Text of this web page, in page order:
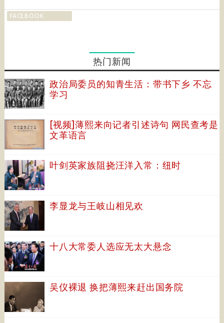
FACEBOOK
热门新闻
政治局委员的知青生活：带书下乡 不忘
学习
[视频]薄熙来向记者引述诗句 网民查考是
文革语言
叶剑英家族阻挠汪洋入常：纽时
李显龙与王岐山相见欢
十八大常委人选应无太大悬念
吴仪裸退 换把薄熙来赶出国务院